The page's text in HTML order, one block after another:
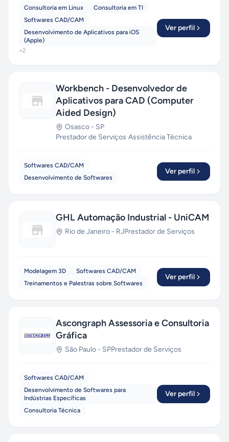
Consultoria em Linux
Consultoria em TI
Softwares CAD/CAM
Desenvolvimento de Aplicativos para iOS
(Apple)
+2
Ver perfil
Workbench - Desenvolvedor de
Aplicativos para CAD (Computer
Aided Design)
Osasco - SP
Prestador de Serviços·Assistência Técnica
Softwares CAD/CAM
Desenvolvimento de Softwares
Ver perfil
GHL Automação Industrial - UniCAM
Rio de Janeiro - RJPrestador de Serviços
Modelagem 3D
Softwares CAD/CAM
Treinamentos e Palestras sobre Softwares
Ver perfil
Ascongraph Assessoria e Consultoria
Gráfica
São Paulo - SPPrestador de Serviços
Softwares CAD/CAM
Desenvolvimento de Softwares para
Indústrias Específicas
Consultoria Técnica
Ver perfil